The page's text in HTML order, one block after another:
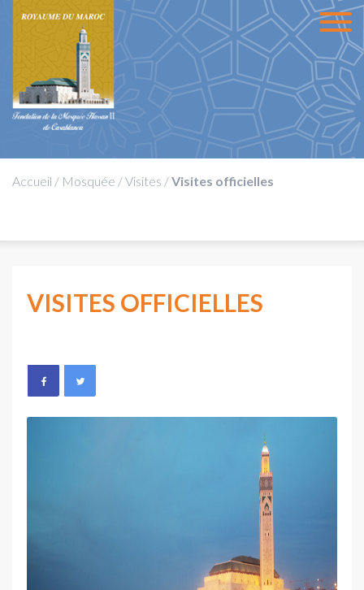
Accueil / Mosquée /Visites /Visites officielles
VISITES OFFICIELLES